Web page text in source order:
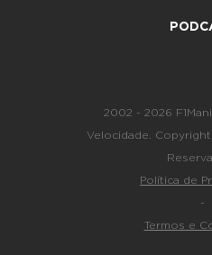
2002 - 2026
Velocidade.
Política de
-
Termos e